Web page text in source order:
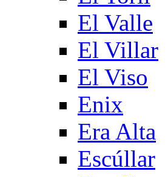
El Valle
El Villar
El Viso
Enix
Era Alta
Escúllar